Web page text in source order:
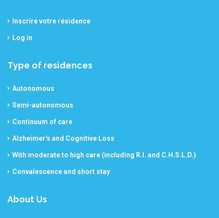
Inscrire votre résidence
Log in
Type of residences
Autonomous
Semi-autonomous
Continuum of care
Alzheimer's and Cognitive Loss
With moderate to high care (including R.I. and C.H.S.L.D.)
Convalescence and short stay
About Us